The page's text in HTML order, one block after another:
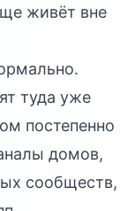
живёт вне
туда уже
постепенно
домов,
сообществ,